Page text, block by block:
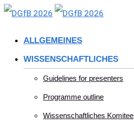
Skip
ALLGEMEINES
WISSENSCHAFTLICHES
Guidelines for presenters
Programme outline
Wissenschaftliches Komitee